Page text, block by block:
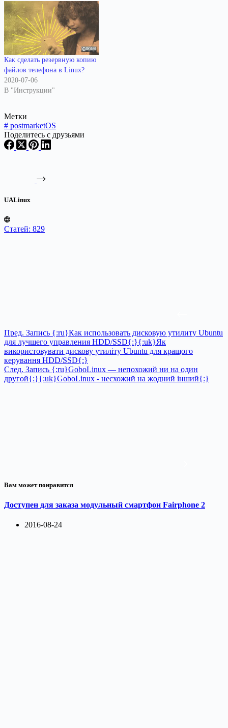
Как сделать резервную копию
файлов телефона в Linux?
2020-07-06
В "Инструкции"
Метки
# postmarketOS
Поделитесь с друзьями
UALinux
Статей: 829
Пред. Запись {:ru}Как использовать дисковую утилиту Ubuntu
для лучшего управления HDD/SSD{:}{:uk}Як
використовувати дискову утиліту Ubuntu для кращого
керування HDD/SSD{:}
След. Запись {:ru}GoboLinux — непохожий ни на один
другой{:}{:uk}GoboLinux - несхожий на жодний інший{:}
Вам может понравится
Доступен для заказа модульный смартфон Fairphone 2
2016-08-24